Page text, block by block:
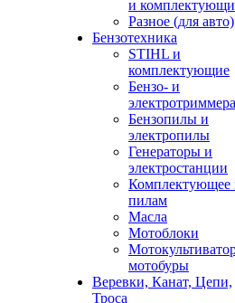
и
Разное (для авто)
Бензотехника
STIHL и
комплектующие
Бензо- и
электротриммера
Бензопилы и
электропилы
Генераторы и
электростанции
Комплектующее
пилам
Масла
Мотоблоки
мотобуры
Веревки, Канат, Цепи,
Троса